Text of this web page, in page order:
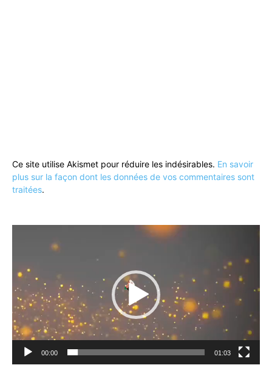
Ce site utilise Akismet pour réduire les indésirables. En savoir
plus sur la façon dont les données de vos commentaires sont
traitées.
00:00 01:03